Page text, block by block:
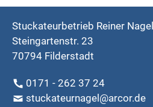
Stuckateurbetrieb Reiner Nagel
Steingartenstr. 23
70794 Filderstadt
0171 - 262 37 24
stuckateurnagel@arcor.de